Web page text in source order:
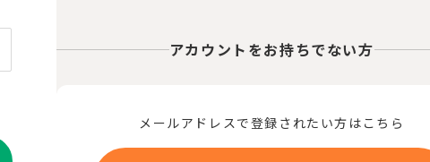
アカウントをお持ちでない方
メールアドレスで登録されたい方はこちら